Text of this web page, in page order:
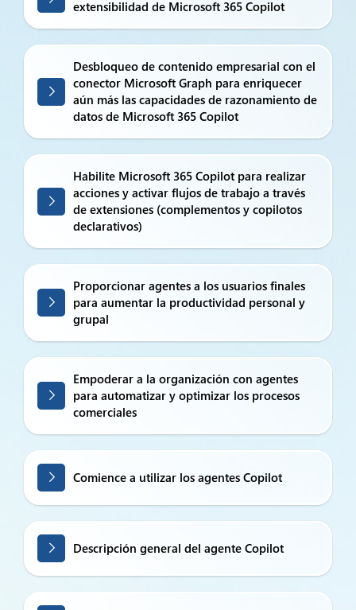
extensibilidad de Microsoft 365 Copilot
Desbloqueo de contenido empresarial con el
conector Microsoft Graph para enriquecer
aún más las capacidades de razonamiento de
datos de Microsoft 365 Copilot
Habilite Microsoft 365 Copilot para realizar
acciones y activar flujos de trabajo a través
de extensiones (complementos y copilotos
declarativos)
Proporcionar agentes a los usuarios finales
para aumentar la productividad personal y
grupal
Empoderar a la organización con agentes
para automatizar y optimizar los procesos
comerciales
Comience a utilizar los agentes Copilot
Descripción general del agente Copilot